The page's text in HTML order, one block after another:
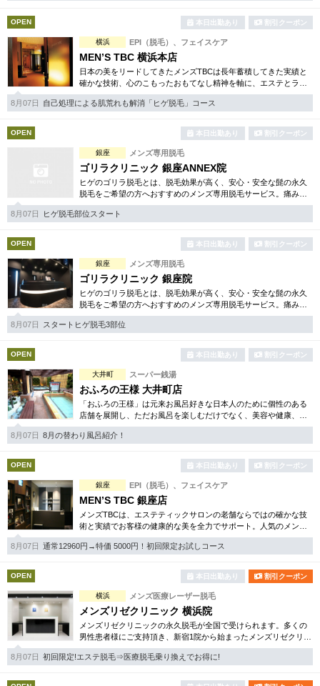
OPEN 本日出勤あり 割引クーポン
横浜 EPI（脱毛）、フェイスケア
MEN’S TBC 横浜本店
日本の美をリードしてきたメンズTBCは長年蓄積してきた実績と
確かな技術、心のこもったおもてなし精神を軸に、エステとライ
フスタイルの観点から健康的な美しさを追究。脱毛やシェイプ等
お得な体験コースは必見。
8月07日 自己処理による肌荒れも解消「ヒゲ脱毛」コース
OPEN 本日出勤あり 割引クーポン
銀座 メンズ専用脱毛
ゴリラクリニック 銀座ANNEX院
ヒゲのゴリラ脱毛とは、脱毛効果が高く、安心・安全な髭の永久
脱毛をご希望の方へおすすめのメンズ専用脱毛サービス。痛みに
弱い方には医療用麻酔を3種ご用意、医療認可の脱毛機のみを使
用。スキンケアも万全です。
8月07日 ヒゲ脱毛部位スタート
OPEN 本日出勤あり 割引クーポン
銀座 メンズ専用脱毛
ゴリラクリニック 銀座院
ヒゲのゴリラ脱毛とは、脱毛効果が高く、安心・安全な髭の永久
脱毛をご希望の方へおすすめのメンズ専用脱毛サービス。痛みに
弱い方には医療用麻酔を3種ご用意、医療認可の脱毛機のみを使
用。スキンケアも万全です。
8月07日 スタートヒゲ脱毛3部位
OPEN 本日出勤あり 割引クーポン
大井町 スーパー銭湯
おふろの王様 大井町店
「おふろの王様」は元来お風呂好きな日本人のために個性のある
店舗を展開し、ただお風呂を楽しむだけでなく、美容や健康、ふ
れあいをキーワードに「なくてはならない癒しの場」を提供させ
ていただいております。
8月07日 8月の替わり風呂紹介！
OPEN 本日出勤あり 割引クーポン
銀座 EPI（脱毛）、フェイスケア
MEN’S TBC 銀座店
メンズTBCは、エステティックサロンの老舗ならではの確かな技
術と実績でお客様の健康的な美を全力でサポート。人気のメンズ
脱毛や、フェイシャルケア、下腹引き締め等、お得な体験コース
も多数取り揃えています。
8月07日 通常12960円→特価 5000円！初回限定お試しコース
OPEN 本日出勤あり 割引クーポン
横浜 メンズ医療レーザー脱毛
メンズリゼクリニック 横浜院
メンズリゼクリニックの永久脱毛が全国で受けられます。多くの
男性患者様にご支持頂き、新宿1院から始まったメンズリゼクリニ
ックが、現在では提携院含め全国10院を展開するクリニックにな
りました。
8月07日 初回限定!エステ脱毛⇒医療脱毛乗り換えでお得に!